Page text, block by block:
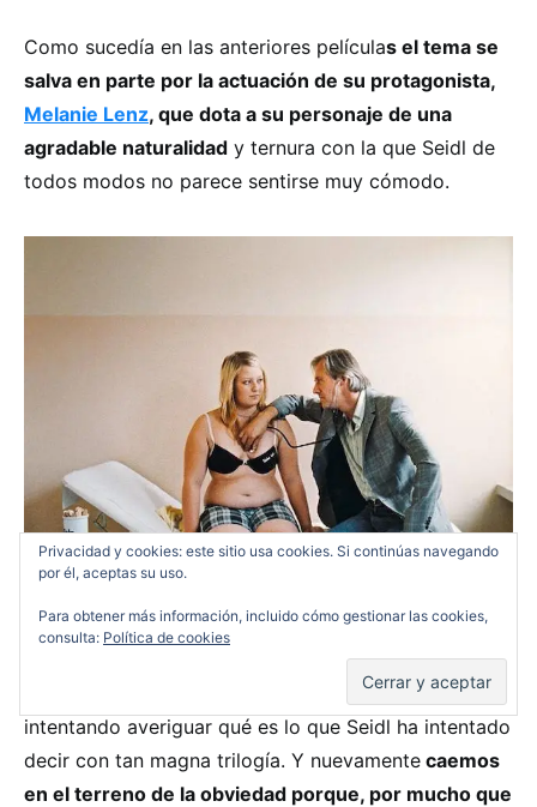
Como sucedía en las anteriores películas el tema se
salva en parte por la actuación de su protagonista,
Melanie Lenz, que dota a su personaje de una
agradable naturalidad y ternura con la que Seidl de
todos modos no parece sentirse muy cómodo.
Lo más triste de todo es que este tipo de cine es el
que aleja al público general de cierto cineintelectual
aprieta mucho los ojos
intentando averiguar qué es lo que Seidl ha intentado
decir con tan magna trilogía. Y nuevamente caemos
en el terreno de la obviedad porque, por mucho que
Privacidad y cookies: este sitio usa cookies. Si continúas navegando
por él, aceptas su uso.
Para obtener más información, incluido cómo gestionar las cookies,
consulta: Política de cookies